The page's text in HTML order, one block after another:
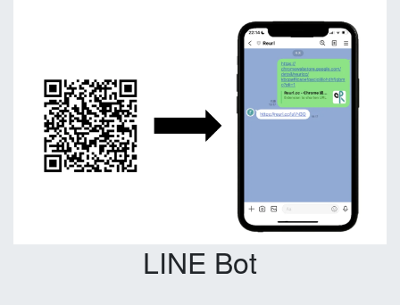
LINE Bot